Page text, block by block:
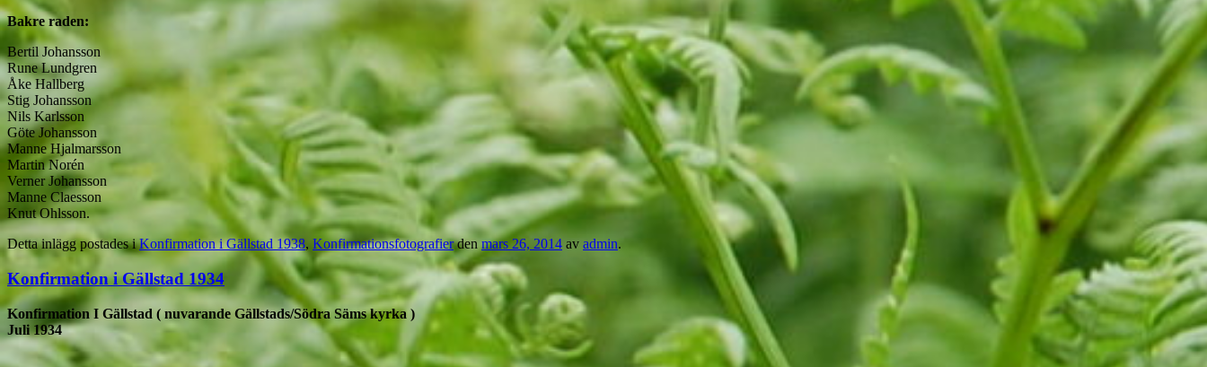
Bakre raden:
Bertil Johansson
Rune Lundgren
Åke Hallberg
Stig Johansson
Nils Karlsson
Göte Johansson
Manne Hjalmarsson
Martin Norén
Verner Johansson
Manne Claesson
Knut Ohlsson.
Detta inlägg postades iKonfirmation i Gällstad 1938, Konfirmationsfotografierden mars 26, 2014 av admin.
Konfirmation i Gällstad 1934
Konfirmation I Gällstad ( nuvarande Gällstads/Södra Säms kyrka )
Juli 1934